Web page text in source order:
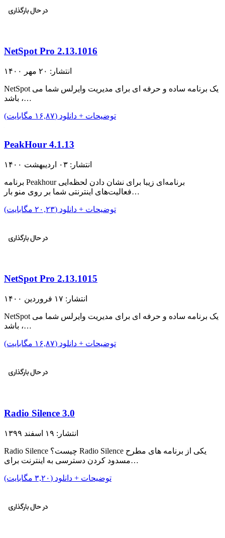
NetSpot Pro 2.13.1016
انتشار: ۲۰ مهر ۱۴۰۰
NetSpot یک برنامه ساده و حرفه ای برای مدیریت وایرلس شما می
باشد ،…
توضیحات + دانلود (۱۶,۸۷ مگابایت)
PeakHour 4.1.13
انتشار: ۰۳ اردیبهشت ۱۴۰۰
برنامه Peakhour برنامه‌ای زیبا برای نشان دادن لحظه‌ایی
فعالیت‌های اینترنتی شما بر روی منو بار…
توضیحات + دانلود (۲۰,۲۳ مگابایت)
NetSpot Pro 2.13.1015
انتشار: ۱۷ فروردین ۱۴۰۰
NetSpot یک برنامه ساده و حرفه ای برای مدیریت وایرلس شما می
باشد ،…
توضیحات + دانلود (۱۶,۸۷ مگابایت)
Radio Silence 3.0
انتشار: ۱۹ اسفند ۱۳۹۹
Radio Silence چیست؟ Radio Silence یکی از برنامه های مطرح
مسدود کردن دسترسی به اینترنت برای…
توضیحات + دانلود (۳,۲۰ مگابایت)